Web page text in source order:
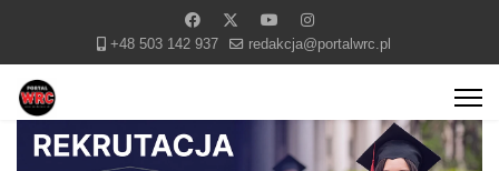
+48 503 142 937 redakcja@portalwrc.pl